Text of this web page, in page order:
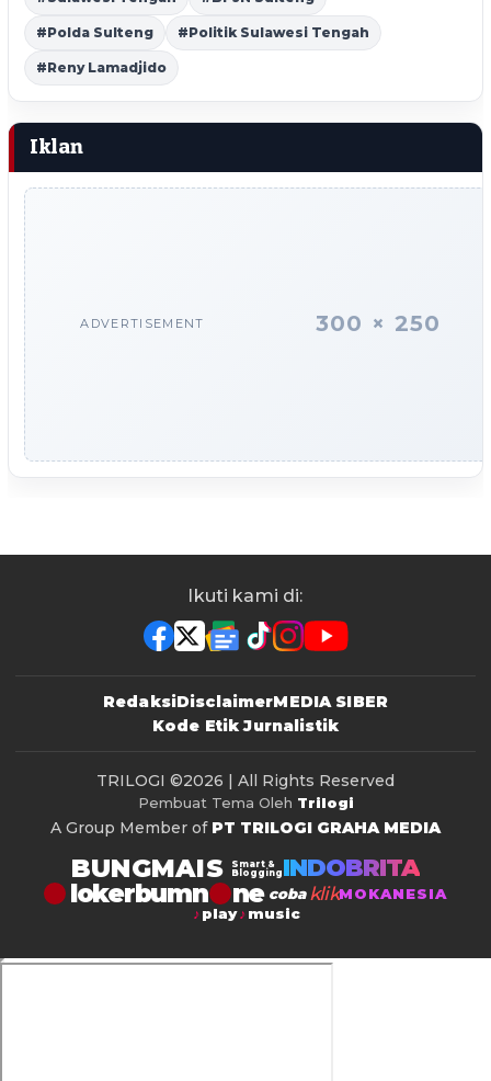
#Polda Sulteng #Politik Sulawesi Tengah
#Reny Lamadjido
Iklan
ADVERTISEMENT 300 × 250
Ikuti kami di:
RedaksiDisclaimerMEDIA SIBER
Kode Etik Jurnalistik
TRILOGI ©2026 | All Rights Reserved
Pembuat Tema Oleh Trilogi
A Group Member of PT TRILOGI GRAHA MEDIA
BUNGMAIS
Smart &
Blogging INDOBRITA
lokerbumn coba klikMOKANESIA
play
music